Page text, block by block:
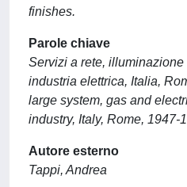
finishes.
Parole chiave
Servizi a rete, illuminazione
industria elettrica, Italia,
large system, gas and
industry, Italy, Rome, 1947-
Autore esterno
Tappi, Andrea